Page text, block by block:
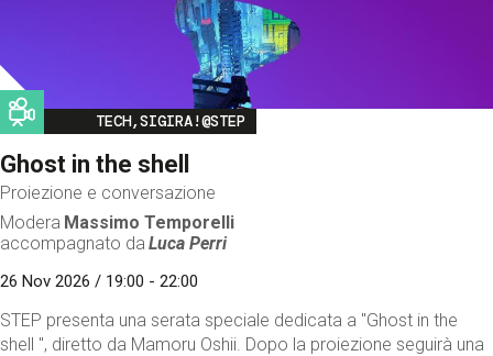
Image
TECH,SIGIRA!@STEP
Ghost in the shell
Proiezione e conversazione
Modera Massimo Temporelli
accompagnato da Luca Perri
26 Nov 2026 / 19:00 - 22:00
STEP presenta una serata speciale dedicata a "Ghost in the
shell ", diretto da Mamoru Oshii. Dopo la proiezione seguirà una